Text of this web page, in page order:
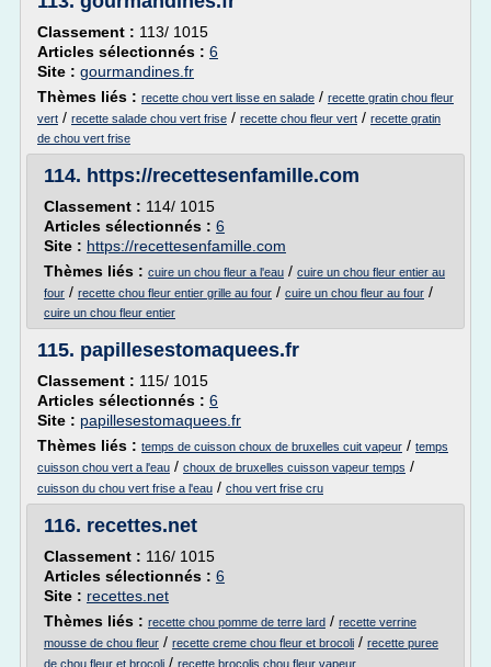
Classement : 113/ 1015
Articles sélectionnés : 6
Site : gourmandines.fr
Thèmes liés : recette chou vert lisse en salade / recette gratin chou fleur
vert / recette salade chou vert frise / recette chou fleur vert / recette gratin
de chou vert frise
114. https://recettesenfamille.com
Classement : 114/ 1015
Articles sélectionnés : 6
Site : https://recettesenfamille.com
Thèmes liés : cuire un chou fleur a l'eau / cuire un chou fleur entier au
four / recette chou fleur entier grille au four / cuire un chou fleur au four /
cuire un chou fleur entier
115. papillesestomaquees.fr
Classement : 115/ 1015
Articles sélectionnés : 6
Site : papillesestomaquees.fr
Thèmes liés : temps de cuisson choux de bruxelles cuit vapeur / temps
cuisson chou vert a l'eau / choux de bruxelles cuisson vapeur temps /
cuisson du chou vert frise a l'eau / chou vert frise cru
116. recettes.net
Classement : 116/ 1015
Articles sélectionnés : 6
Site : recettes.net
Thèmes liés : recette chou pomme de terre lard / recette verrine
mousse de chou fleur / recette creme chou fleur et brocoli / recette puree
de chou fleur et brocoli / recette brocolis chou fleur vapeur